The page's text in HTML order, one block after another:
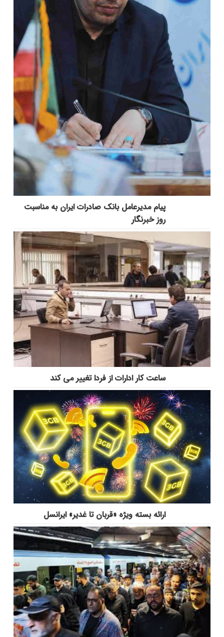
پیام مدیرعامل بانک صادرات ایران به مناسبت
روز خبرنگار
ساعت کار ادارات از فردا تغییر می کند
ارائه بسته ویژه «قربان تا غدیر» ایرانسل